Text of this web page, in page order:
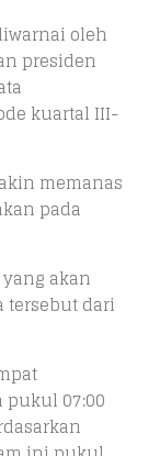
oleh
presiden
kuartal III-
memanas
pada
akan
tersebut dari
07:00